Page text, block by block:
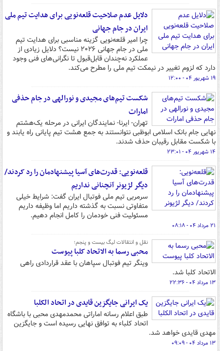
دلایل عدم صلاحیت قلعه‌نویی برای هدایت تیم ملی
ایران در جام جهانی
چرا امیر قلعه‌نویی گزینه مناسبی برای هدایت تیم
ملی در جام جهانی ۲۰۲۶ نیست؟ دلایل زیادی از
عملکرد نه‌چندان قابل‌قبول تا نگرانی‌های فنی وجود
دارد که لزوم تغییر در نیمکت تیم ملی را مطرح می‌کند.
۱۹ شهریور ۰۴ - ۱۲:۰۰
شکست تیم‌های مجیدی و نورالهی در جام حذفی
امارات
تهران- ایرنا- نمایندگان ایرانی در مرحله یک‌هشتم
نهایی جام بانک اسلامی ابوظبی نتوانستند به جمع هشت تیم پایانی راه یابند و
با شکست مقابل رقیبان حذف شدند.
۱۴ شهریور ۰۴ - ۲۳:۰۱
قلعه‌نویی: قدرت‌های آسیا پیشنهادمان را رد کردند/
دیگر لژیونر آنچنانی نداریم
سرمربی تیم ملی فوتبال ایران گفت: شرایط خیلی
متفاوتی نسبت به گذشته داریم اما وظیفه داریم
مسئولیت فنی خودمان را کامل انجام دهیم.
۲۱ مرداد ۰۴ - ۰۸:۱۸
نقل و انتقالات لیگ بیست و پنجم؛
محبی رسما به الاتحاد کلبا پیوست
وینگر تیم فوتبال سپاهان با عقد قراردادی راهی
الاتحاد کلبا شد.
۱۳ مرداد ۰۴ - ۲۲:۳۶
یک ایرانی جایگزین قایدی در اتحاد الکلبا
طبق اعلام رسانه اماراتی محمدمهدی محبی با باشگاه
اتحاد کلباء به توافق نهایی رسیده است و جایگزین
مهدی قایدی خواهد شد.
۱۳ مرداد ۰۴ - ۰۹:۰۹